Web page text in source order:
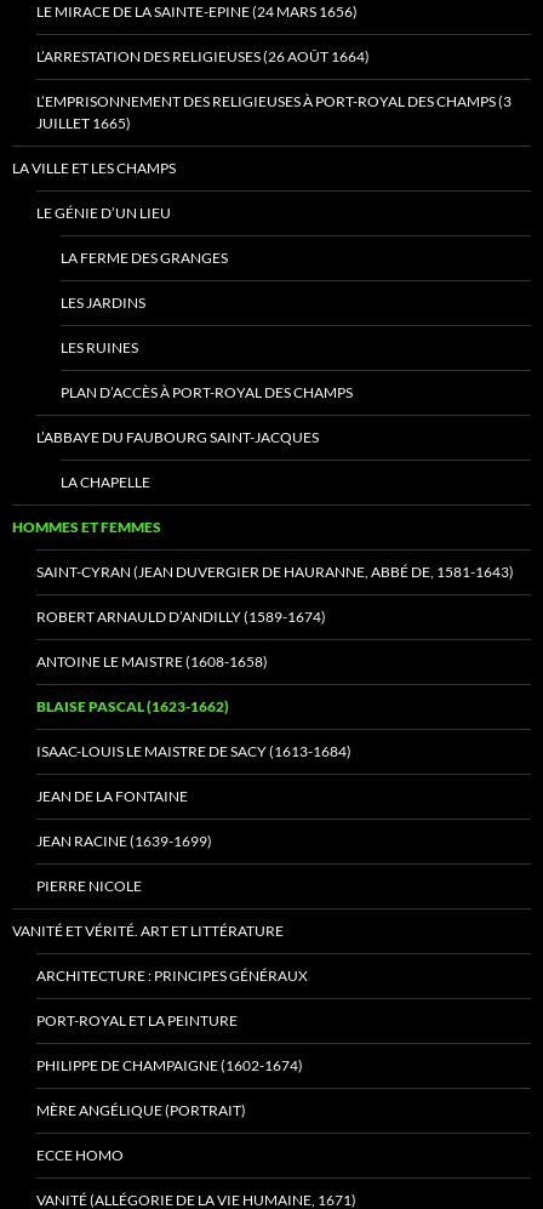
LE MIRACE DE LA SAINTE-EPINE (24 MARS 1656)
L’ARRESTATION DES RELIGIEUSES (26 AOÛT 1664)
L’EMPRISONNEMENT DES RELIGIEUSES À PORT-ROYAL DES CHAMPS (3
JUILLET 1665)
LA VILLE ET LES CHAMPS
LE GÉNIE D’UN LIEU
LA FERME DES GRANGES
LES JARDINS
LES RUINES
PLAN D’ACCÈS À PORT-ROYAL DES CHAMPS
L’ABBAYE DU FAUBOURG SAINT-JACQUES
LA CHAPELLE
HOMMES ET FEMMES
SAINT-CYRAN (JEAN DUVERGIER DE HAURANNE, ABBÉ DE, 1581-1643)
ROBERT ARNAULD D’ANDILLY (1589-1674)
ANTOINE LE MAISTRE (1608-1658)
BLAISE PASCAL (1623-1662)
ISAAC-LOUIS LE MAISTRE DE SACY (1613-1684)
JEAN DE LA FONTAINE
JEAN RACINE (1639-1699)
PIERRE NICOLE
VANITÉ ET VÉRITÉ. ART ET LITTÉRATURE
ARCHITECTURE : PRINCIPES GÉNÉRAUX
PORT-ROYAL ET LA PEINTURE
PHILIPPE DE CHAMPAIGNE (1602-1674)
MÈRE ANGÉLIQUE (PORTRAIT)
ECCE HOMO
VANITÉ (ALLÉGORIE DE LA VIE HUMAINE, 1671)